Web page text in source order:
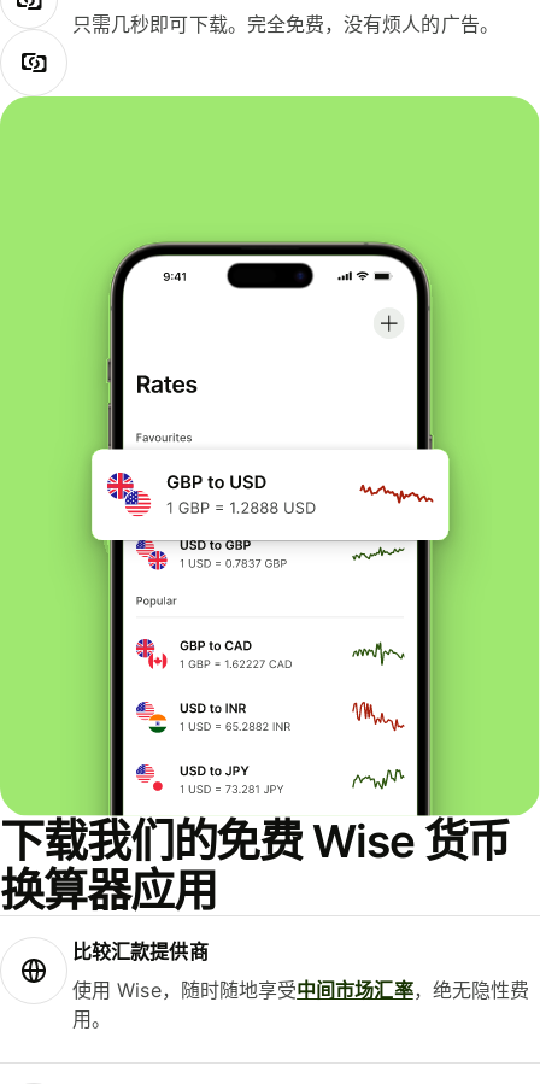
只需几秒即可下载。完全免费，没有烦人的广告。
下载我们的免费 Wise 货币
换算器应用
比较汇款提供商
使用 Wise，随时随地享受中间市场汇率，绝无隐性费
用。